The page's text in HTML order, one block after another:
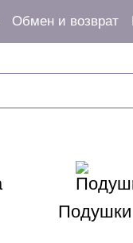
Обмен и возврат
Подушки